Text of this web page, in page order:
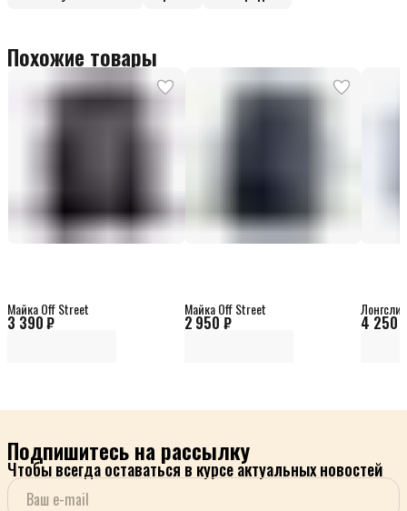
Похожие товары
3 390 ₽
Майка Off Street
2 950 ₽
Майка Off Street
4 250
Подпишитесь на рассылку
Чтобы всегда оставаться в курсе актуальных новостей